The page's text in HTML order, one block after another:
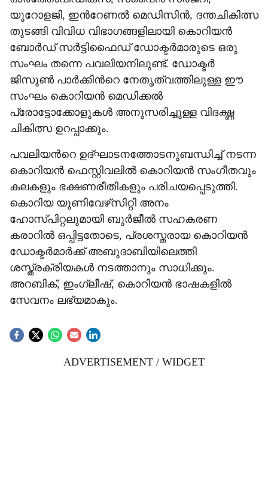
യൂറോളജി, ഇന്‍റേണൽ മെഡിസിൻ, ദന്തചികിത്സ
തുടങ്ങി വിവിധ വിഭാഗങ്ങളിലായി കൊറിയൻ
ബോർഡ് സർട്ടിഫൈഡ് ഡോക്ടർമാരുടെ ഒരു
സംഘം തന്നെ പവലിയനിലുണ്ട്. ഡോക്ടർ
ജിസൂൺ പാർക്കിന്‍റെ നേതൃത്വത്തിലുള്ള ഈ
സംഘം കൊറിയൻ മെഡിക്കൽ
പ്രോട്ടോക്കോളുകൾ അനുസരിച്ചുള്ള വിദഗ്ദ്ധ
ചികിത്സ ഉറപ്പാക്കും.
പവലിയന്‍റെ ഉദ്ഘാടനത്തോടനുബന്ധിച്ച് നടന്ന
കൊറിയൻ ഫെസ്റ്റിവലിൽ കൊറിയൻ സംഗീതവും
കലകളും ഭക്ഷണരീതികളും പരിചയപ്പെടുത്തി.
കൊറിയ യൂണിവേഴ്‌സിറ്റി അനം
ഹോസ്പിറ്റലുമായി ബുർജീൽ സഹകരണ
കരാറിൽ ഒപ്പിട്ടതോടെ, പ്രശസ്തരായ കൊറിയൻ
ഡോക്ടർമാർക്ക് അബുദാബിയിലെത്തി
ശസ്ത്രക്രിയകൾ നടത്താനും സാധിക്കും.
അറബിക്, ഇംഗ്ലീഷ്, കൊറിയൻ ഭാഷകളിൽ
സേവനം ലഭ്യമാകും.
ADVERTISEMENT / WIDGET